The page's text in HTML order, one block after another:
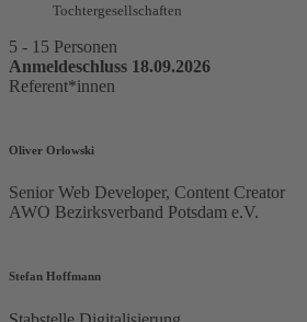
Tochtergesellschaften
5 - 15 Personen
Anmeldeschluss 18.09.2026
Referent*innen
Oliver Orlowski
Senior Web Developer, Content Creator
AWO Bezirksverband Potsdam e.V.
Stefan Hoffmann